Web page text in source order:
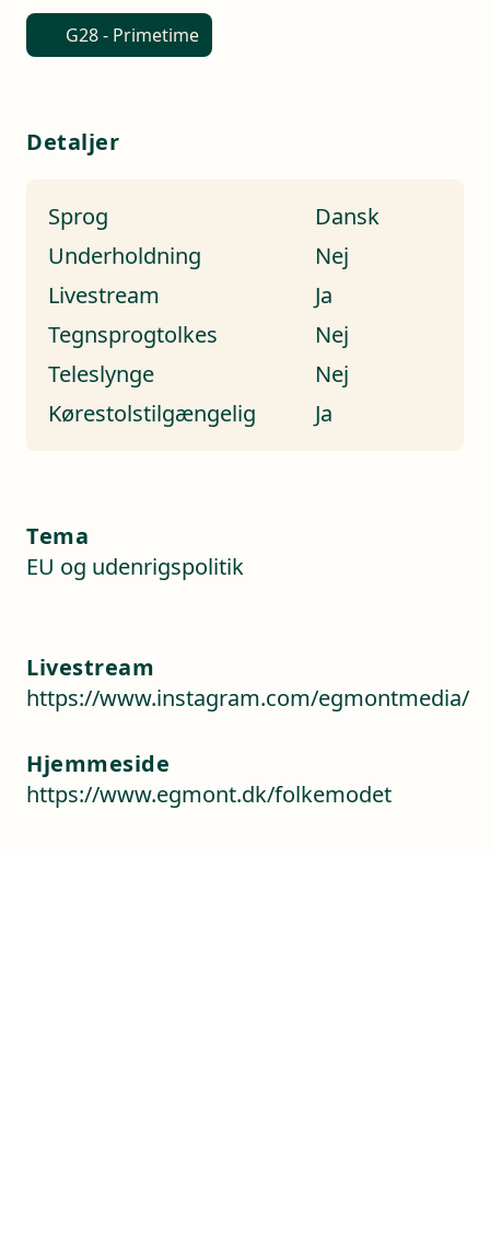
G28 - Primetime
Detaljer
Sprog
Dansk
Underholdning
Nej
Livestream
Ja
Tegnsprogtolkes
Nej
Teleslynge
Nej
Kørestolstilgængelig
Ja
Tema
EU og udenrigspolitik
Livestream
https://www.instagram.com/egmontmedia/
Hjemmeside
https://www.egmont.dk/folkemodet